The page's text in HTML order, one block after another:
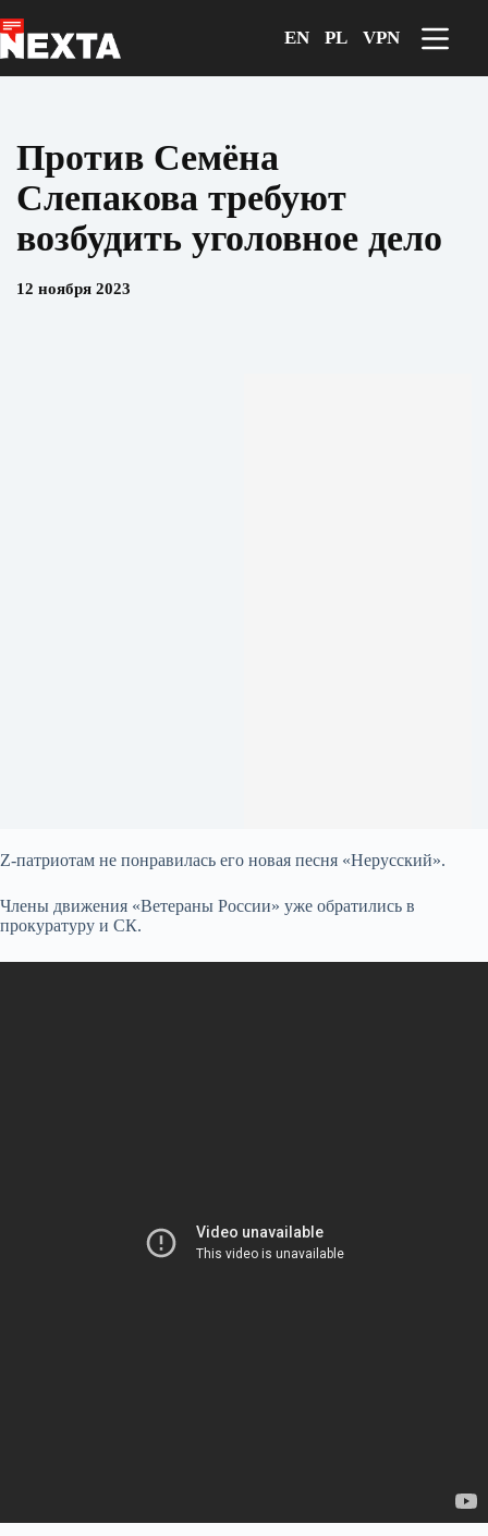
к
сути
EN PL VPN
Против Семёна
Слепакова требуют
возбудить уголовное дело
12 ноября 2023
Z-патриотам не понравилась его новая песня «Нерусский».
Члены движения «Ветераны России» уже обратились в
прокуратуру и СК.